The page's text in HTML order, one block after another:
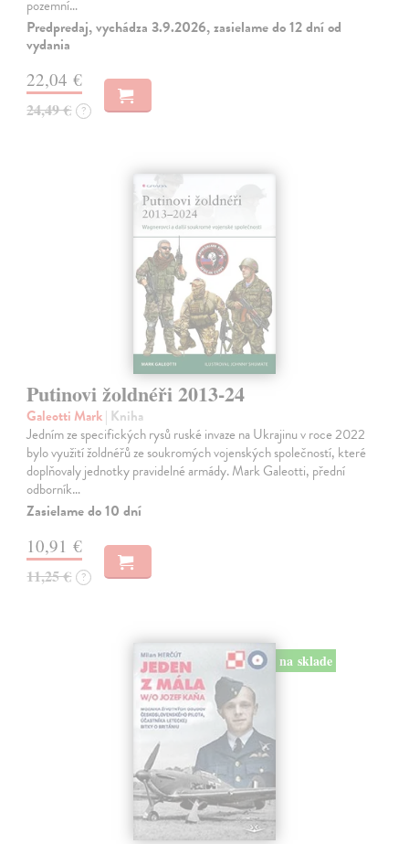
pozemní…
Predpredaj, vychádza 3.9.2026, zasielame do 12 dní od
vydania
22,04 €
24,49 € ?
Putinovi žoldnéři 2013-24
Galeotti Mark| Kniha
Jedním ze specifických rysů ruské invaze na Ukrajinu v roce 2022
bylo využití žoldnéřů ze soukromých vojenských společností, které
doplňovaly jednotky pravidelné armády. Mark Galeotti, přední
odborník…
Zasielame do 10 dní
10,91 €
11,25 € ?
na sklade